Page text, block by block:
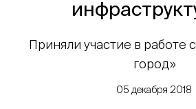
Приняли участие в работе
город»
05 декабря 2018